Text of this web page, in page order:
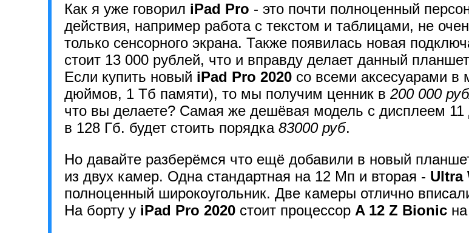
Как я уже говорил iPad Pro - это почти полноценный
действия, например работа с текстом и таблицами, не
только сенсорного экрана. Также появилась новая
стоит 13 000 рублей, что и вправду делает данный
Если купить новый iPad Pro 2020 со всеми аксесуарами в
дюймов, 1 Тб памяти), то мы получим ценник в 200 000
что вы делаете? Самая же дешёвая модель с дисплеем
в 128 Гб. будет стоить порядка 83000 руб.
Но давайте разберёмся что ещё добавили в новый
из двух камер. Одна стандартная на 12 Мп и вторая - Ultra
полноценный широкоугольник. Две камеры отлично
На борту у iPad Pro 2020 стоит процессор A 12 Z Bionic